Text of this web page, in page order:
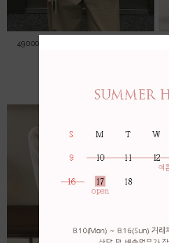
49000->45000 자수 레이스 블라우스